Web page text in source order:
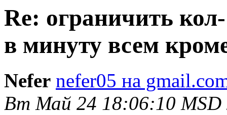
Re: ограничить
в минуту всем
Nefer nefer05 на
Вт Май 24 18:06:10 MSD